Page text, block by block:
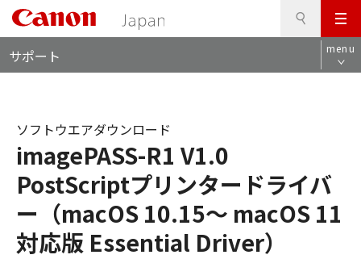
メ
ニ
ュ
サポート menu
imagePASS-R1 V1.0
PostScriptプリンタードライバ
ー（macOS 10.15～ macOS 11
対応版 Essential Driver）
ソフトウエアダウンロード